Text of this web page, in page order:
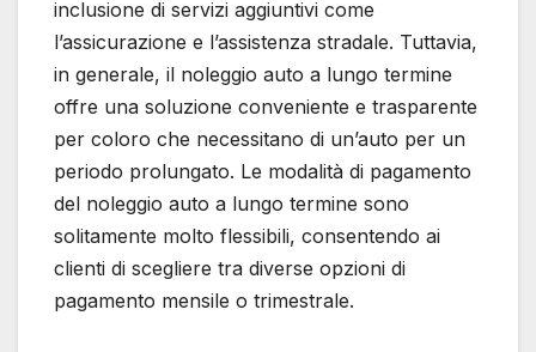
inclusione di servizi aggiuntivi come
l’assicurazione e l’assistenza stradale. Tuttavia,
in generale, il noleggio auto a lungo termine
offre una soluzione conveniente e trasparente
per coloro che necessitano di un’auto per un
periodo prolungato. Le modalità di pagamento
del noleggio auto a lungo termine sono
solitamente molto flessibili, consentendo ai
clienti di scegliere tra diverse opzioni di
pagamento mensile o trimestrale.